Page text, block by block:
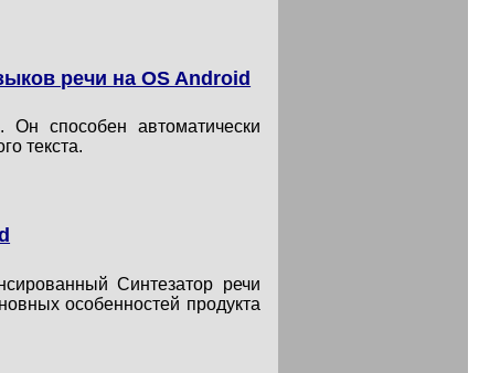
речи на OS Android
Он способен автоматически
текста.
Синтезатор речи
особенностей продукта